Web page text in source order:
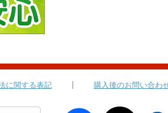
に関する表記 購入後のお問い合わ